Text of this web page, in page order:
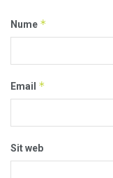
Nume *
Email *
Sit web